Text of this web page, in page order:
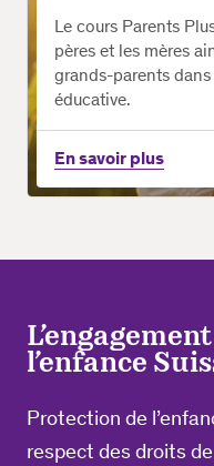
Le cours Parents
pères et les mères
grands-parents
éducative.
En savoir plus
l’enfance
Protection de
respect des droits